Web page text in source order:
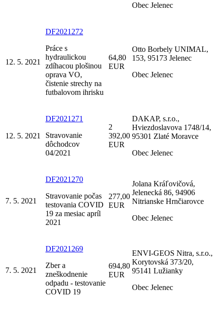
Obec Jelenec
12. 5. 2021
DF2021272
Práce s
hydraulickou
zdíhacou plošinou
oprava VO,
čistenie strechy na
futbalovom ihrisku
64,80
EUR
Otto Borbely UNIMAL,
153, 95173 Jelenec
Obec Jelenec
12. 5. 2021
DF2021271
Stravovanie
dôchodcov
04/2021
2
392,00
EUR
DAKAP, s.r.o.,
Hviezdoslavova 1748/14,
95301 Zlaté Moravce
Obec Jelenec
7. 5. 2021
DF2021270
Stravovanie počas
testovania COVID
19 za mesiac apríl
2021
277,00
EUR
Jolana Kráľovičová,
Jelenecká 86, 94906
Nitrianske Hrnčiarovce
Obec Jelenec
7. 5. 2021
DF2021269
Zber a
zneškodnenie
odpadu - testovanie
COVID 19
694,80
EUR
ENVI-GEOS Nitra, s.r.o.,
Korytovská 373/20,
95141 Lužianky
Obec Jelenec